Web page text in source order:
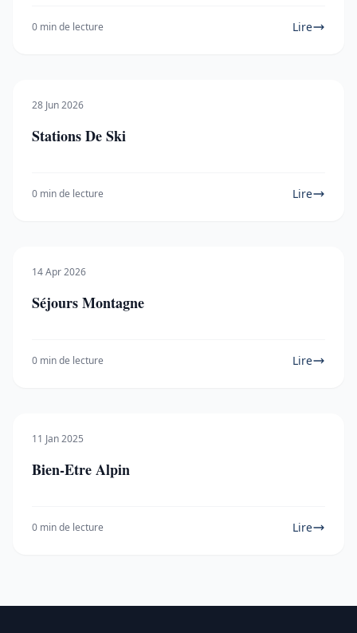
0 min de lecture Lire
28 Jun 2026
Stations De Ski
0 min de lecture Lire
14 Apr 2026
Séjours Montagne
0 min de lecture Lire
11 Jan 2025
Bien-Etre Alpin
0 min de lecture Lire